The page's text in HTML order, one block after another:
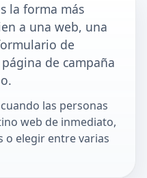
la forma más
a una web, una
de
de campaña
las personas
web de inmediato,
o elegir entre varias